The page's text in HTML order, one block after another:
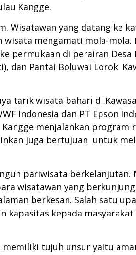
Kangge.
Wisatawan yang datang ke
mengamati mola-
permukaan di perairan
Pantai Boluwai Lorok.
tarik wisata bahari di
Indonesia dan PT Epson
menjalankan
juga bertujuan untuk
pariwisata
wisatawan yang
berkesan. Salah satu
kepada masyarakat
tujuh unsur yaitu